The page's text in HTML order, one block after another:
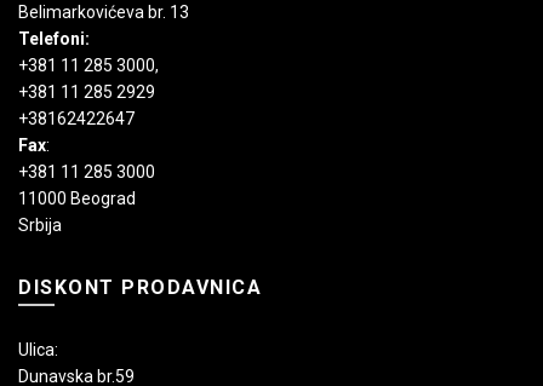
Belimarkovićeva br. 13
Telefoni:
+381 11 285 3000,
+381 11 285 2929
+38162422647
Fax:
+381 11 285 3000
11000 Beograd
Srbija
DISKONT PRODAVNICA
Ulica:
Dunavska br.59